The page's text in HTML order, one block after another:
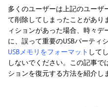
多くのユーザーは上記のユーザ
て削除してしまったことがあり
ィションがあった場合、時々
に、誤って重要のUSBパーティ
USBメモリをフォーマット して
しないでください。この記事で
ションを復元する方法を紹介し